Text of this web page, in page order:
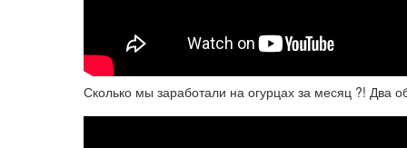
Сколько мы заработали на огурцах за месяц ?! Два